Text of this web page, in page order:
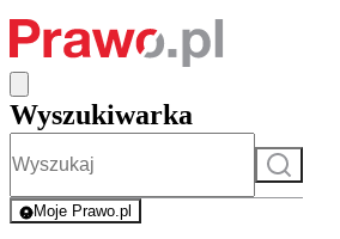
Wyszukiwarka
Szukaj
Moje Prawo.pl
- rejestracja i logowanie do serwisu